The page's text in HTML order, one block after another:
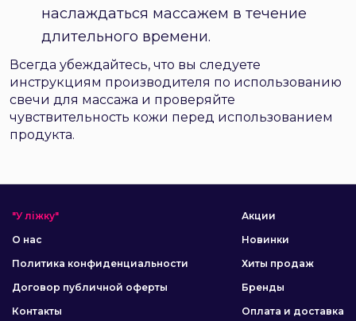
наслаждаться массажем в течение
длительного времени.
Всегда убеждайтесь, что вы следуете
инструкциям производителя по использованию
свечи для массажа и проверяйте
чувствительность кожи перед использованием
продукта.
"У ліжку"
О нас
Политика конфиденциальности
Договор публичной оферты
Контакты
Акции
Новинки
Хиты продаж
Бренды
Оплата и доставка